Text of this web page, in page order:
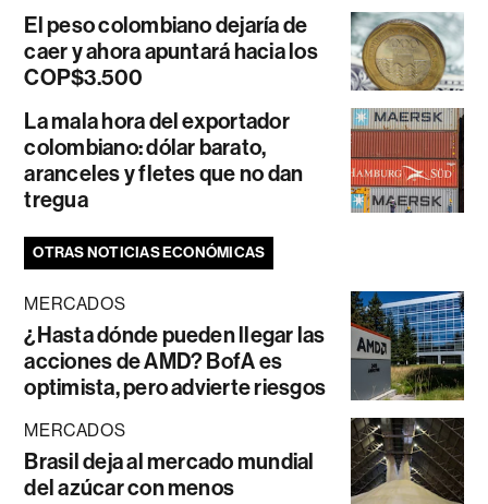
El peso colombiano dejaría de
caer y ahora apuntará hacia los
COP$3.500
La mala hora del exportador
colombiano: dólar barato,
aranceles y fletes que no dan
tregua
OTRAS NOTICIAS ECONÓMICAS
MERCADOS
¿Hasta dónde pueden llegar las
acciones de AMD? BofA es
optimista, pero advierte riesgos
MERCADOS
Brasil deja al mercado mundial
del azúcar con menos